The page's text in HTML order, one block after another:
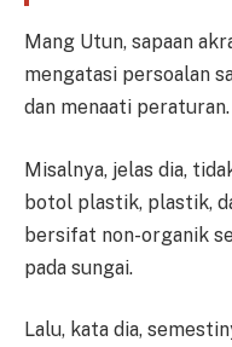
Mang Utun, sapaan
mengatasi persoalan
dan menaati peraturan.
Misalnya, jelas dia,
botol plastik, plastik,
bersifat non-organik
pada sungai.
Lalu, kata dia,